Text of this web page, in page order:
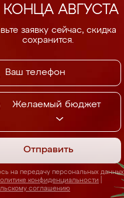
АВГУСТА
заявку сейчас, скидка
сохранится.
Желаемый бюджет
Отправить
на передачу персональных данных
конфиденциальности
соглашению